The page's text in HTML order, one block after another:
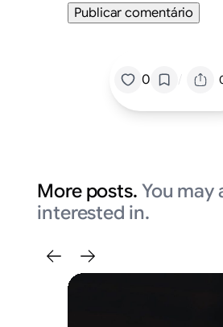
0 /
More posts. You may
interested in.